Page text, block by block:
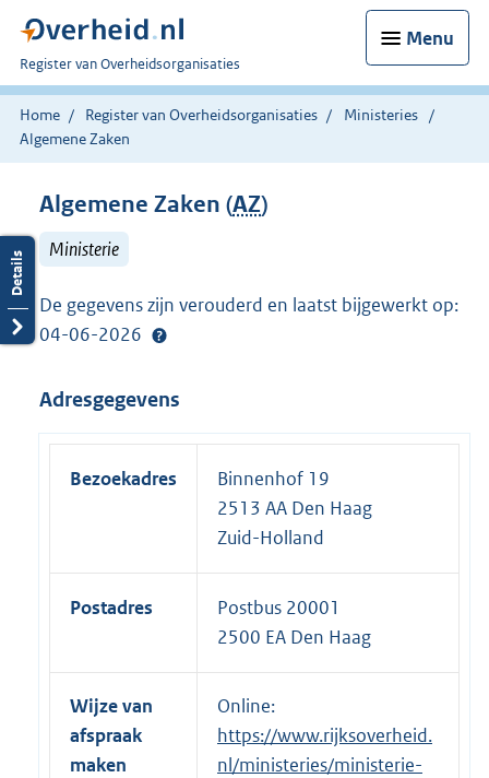
Menu
U
bent
nu
hier:
Register van Overheidsorganisaties
Home Register van Overheidsorganisaties
Ministeries
Algemene Zaken
Algemene Zaken (AZ)
Ministerie
De gegevens zijn verouderd en laatst bijgewerkt op:
04-06-2026
Adresgegevens
Bezoekadres
Binnenhof 19
2513 AA Den Haag
Zuid-Holland
Postadres
Postbus 20001
2500 EA Den Haag
Wijze van
afspraak
maken
Online:
x
t
https://www.rijksoverheid.
nl/ministeries/ministerie-